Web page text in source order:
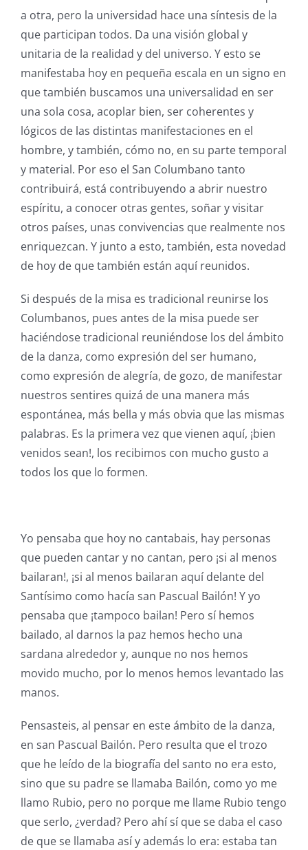
a otra, pero la universidad hace una síntesis de la
que participan todos. Da una visión global y
unitaria de la realidad y del universo. Y esto se
manifestaba hoy en pequeña escala en un signo en
que también buscamos una universalidad en ser
una sola cosa, acoplar bien, ser coherentes y
lógicos de las distintas manifestaciones en el
hombre, y también, cómo no, en su parte temporal
y material. Por eso el San Columbano tanto
contribuirá, está contribuyendo a abrir nuestro
espíritu, a conocer otras gentes, soñar y visitar
otros países, unas convivencias que realmente nos
enriquezcan. Y junto a esto, también, esta novedad
de hoy de que también están aquí reunidos.
Si después de la misa es tradicional reunirse los
Columbanos, pues antes de la misa puede ser
haciéndose tradicional reuniéndose los del ámbito
de la danza, como expresión del ser humano,
como expresión de alegría, de gozo, de manifestar
nuestros sentires quizá de una manera más
espontánea, más bella y más obvia que las mismas
palabras. Es la primera vez que vienen aquí, ¡bien
venidos sean!, los recibimos con mucho gusto a
todos los que lo formen.
Yo pensaba que hoy no cantabais, hay personas
que pueden cantar y no cantan, pero ¡si al menos
bailaran!, ¡si al menos bailaran aquí delante del
Santísimo como hacía san Pascual Bailón! Y yo
pensaba que ¡tampoco bailan! Pero sí hemos
bailado, al darnos la paz hemos hecho una
sardana alrededor y, aunque no nos hemos
movido mucho, por lo menos hemos levantado las
manos.
Pensasteis, al pensar en este ámbito de la danza,
en san Pascual Bailón. Pero resulta que el trozo
que he leído de la biografía del santo no era esto,
sino que su padre se llamaba Bailón, como yo me
llamo Rubio, pero no porque me llame Rubio tengo
que serlo, ¿verdad? Pero ahí sí que se daba el caso
de que se llamaba así y además lo era: estaba tan